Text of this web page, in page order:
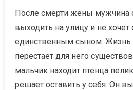
После смерти жены мужчина
выходить на улицу и не хочет
единственным сыном. Жизнь
перестает для него
мальчик находит птенца
решает оставить у себя. Он